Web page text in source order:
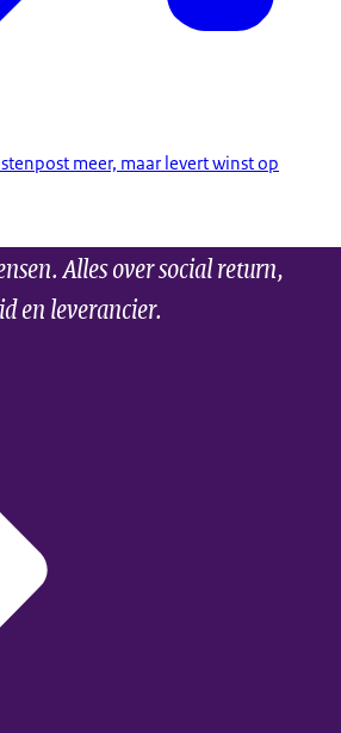
meer, maar levert winst op
Alles over social return,
en leverancier.